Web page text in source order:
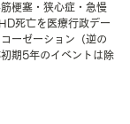
梗塞・狭心症・急慢
死亡を医療行政デー
ーゼーション（逆の
期5年のイベントは除